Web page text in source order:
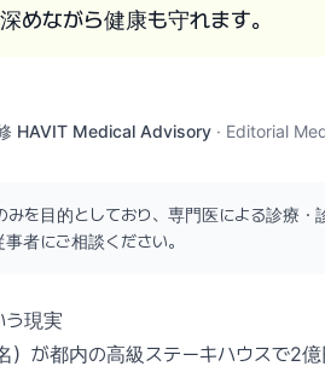
めながら健康も守れます。
HAVIT Medical Advisory · Editorial
を目的としており、専門医による診療・
者にご相談ください。
う現実
）が都内の高級ステーキハウスで2